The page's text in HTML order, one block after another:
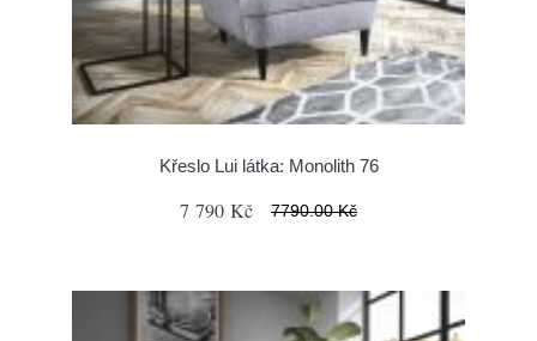
Křeslo Lui látka: Monolith 76
7 790 Kč 7790.00 Kč